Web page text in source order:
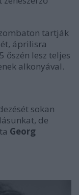
tartják
áprilisra
őszén lesz teljes
alkonyával.
sokan
de
Georg